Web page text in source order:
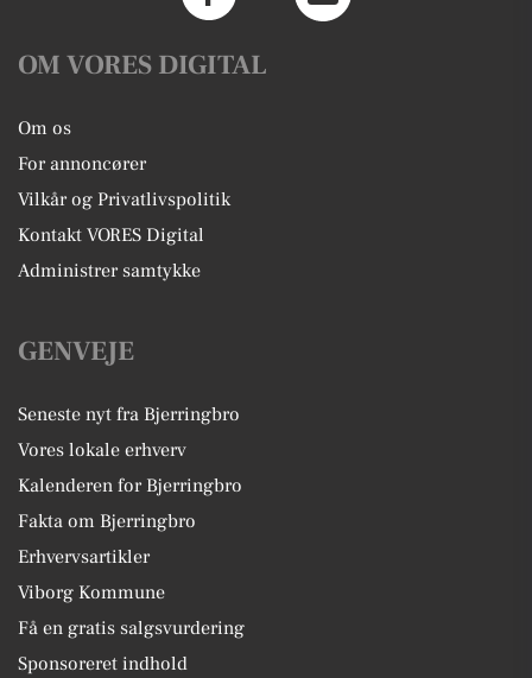
OM VORES DIGITAL
Om os
For annoncører
Vilkår og Privatlivspolitik
Kontakt VORES Digital
Administrer samtykke
GENVEJE
Seneste nyt fra Bjerringbro
Vores lokale erhverv
Kalenderen for Bjerringbro
Fakta om Bjerringbro
Erhvervsartikler
Viborg Kommune
Få en gratis salgsvurdering
Sponsoreret indhold